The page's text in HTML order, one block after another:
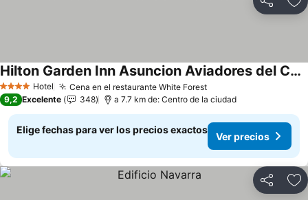
Compartir
4 EstrellasHotel Cena en el restaurante White ForestVer precios
Hilton Garden Inn Asuncion Aviadores del Chaco
Ver precios
9,2 Excelente 348 a 7.7 km de: Centro de la ciudad
Elige fechas para ver los precios exactos
Ver precios
Compartir